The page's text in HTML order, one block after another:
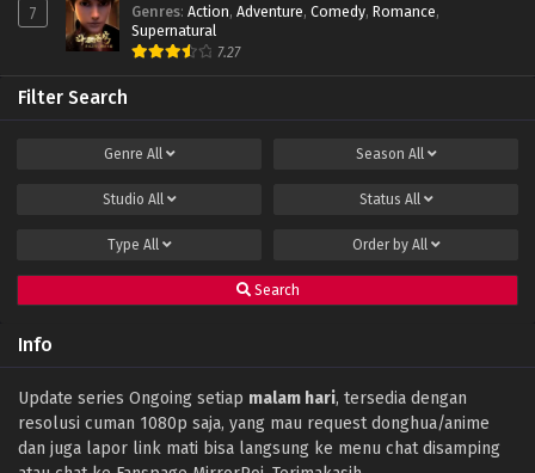
Soul Land Season 2 Episode 237 Subtitle
Indonesia
Eps 237 - December 3, 2022
Eps 236 - November 26, 2022
Soul Land Season 2 Episode 235 Subtitle
Eps 235 - November 22, 2022
Soul Land Season 2 Episode 234 Subtitle
Soul Land Season 2 Episode 233 Subtitle
Indonesia
Eps 233 - November 6, 2022
7 Genres: Action, Adventure, Comedy, Romance,
Supernatural
7.27
Filter Search
Genre All Season All
Studio All Status All
Type All Order by All
Search
Info
Update series Ongoing setiap malam hari, tersedia dengan
resolusi cuman 1080p saja, yang mau request donghua/anime
dan juga lapor link mati bisa langsung ke menu chat disamping